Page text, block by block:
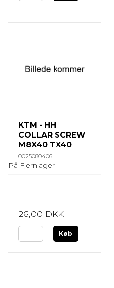
KTM - HH
COLLAR SCREW
M8X40 TX40
0025080406
På Fjernlager
26,00 DKK
Køb